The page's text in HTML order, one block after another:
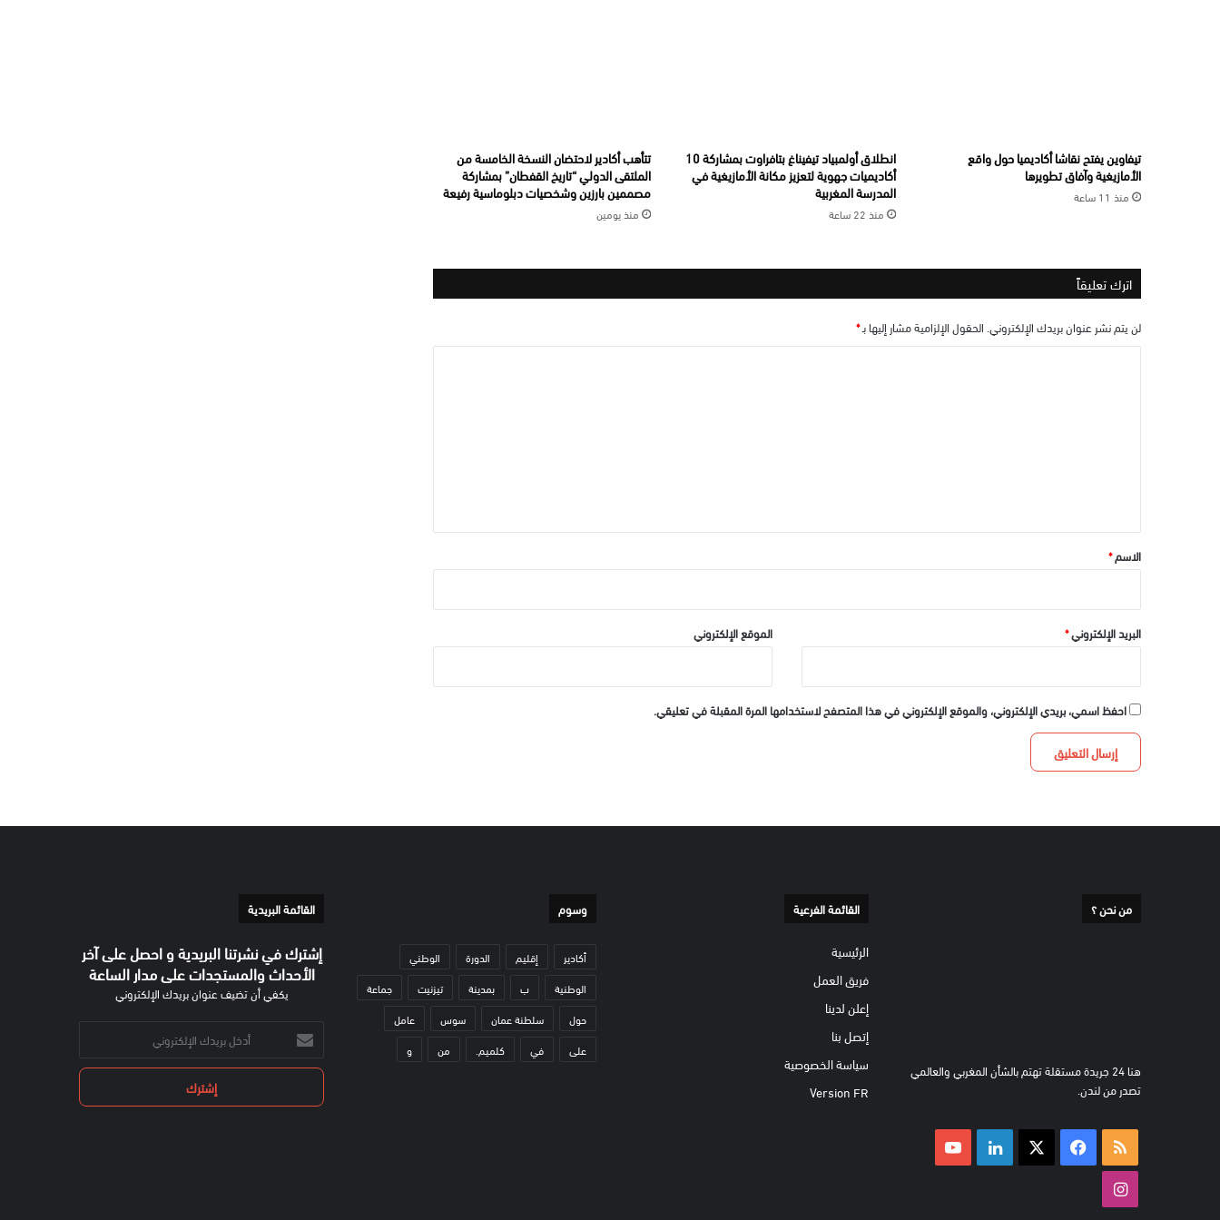
تيفاوين يفتح نقاشا أكاديميا حول واقع
الأمازيغية وآفاق تطويرها
منذ 11 ساعة
انطلاق أولمبياد تيفيناغ بتافراوت بمشاركة 10
أكاديميات جهوية لتعزيز مكانة الأمازيغية في
المدرسة المغربية
منذ 22 ساعة
تتأهب أكادير لاحتضان النسخة الخامسة من
الملتقى الدولي “تاريخ القفطان” بمشاركة
مصممين بارزين وشخصيات دبلوماسية رفيعة
منذ يومين
اترك تعليقاً
لن يتم نشر عنوان بريدك الإلكتروني. الحقول الإلزامية مشار إليها بـ*
*الاسم*
البريد الإلكتروني* الموقع الإلكتروني
احفظ اسمي، بريدي الإلكتروني، والموقع الإلكتروني في هذا المتصفح لاستخدامها المرة المقبلة في تعليقي.
من نحن ؟
هنا 24 جريدة مستقلة تهتم بالشأن المغربي والعالمي
تصدر من لندن.
ملخص فيسبوك لينكدإن
القائمة الفرعية
الرئيسية
فريق العمل
إعلن لدينا
إتصل بنا
سياسة الخصوصية
Version FR
وسوم
أكادير إقليم الدورة
الوطني
الوطنية
ب بمدينة تيزنيت
جماعة
حول
سلطنة عمان سوس
عامل
على
في كلميم. من و
القائمة البريدية
إشترك في نشرتنا البريدية و احصل على آخر
الأحداث والمستجدات على مدار الساعة
يكفي أن تضيف عنوان بريدك الإلكتروني
أدخل
بريدك
الإلكتروني